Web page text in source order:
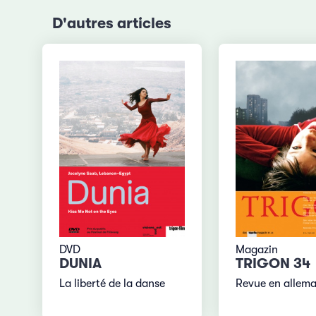
D'autres articles
DVD
DUNIA
La liberté de la danse
Magazin
TRIGON 34
Revue en